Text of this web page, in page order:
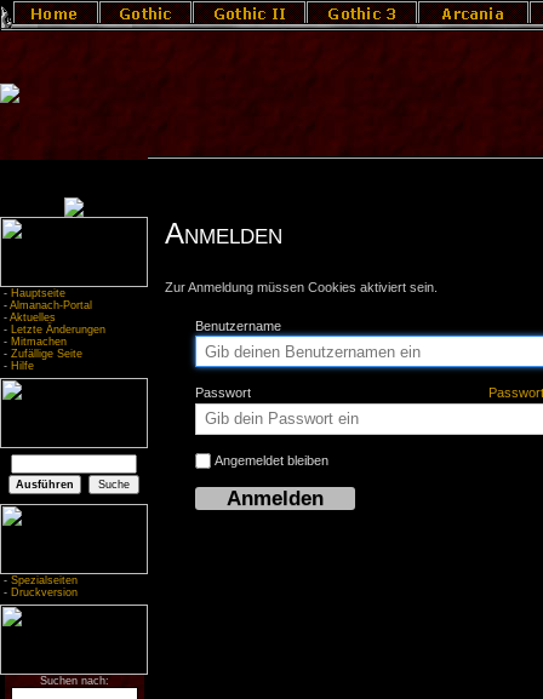
- Hauptseite
- Almanach-Portal
- Aktuelles
- Letzte Änderungen
- Mitmachen
- Zufällige Seite
- Hilfe
- Spezialseiten
- Druckversion
Suchen nach:
Anmelden
Zur Anmeldung müssen Cookies aktiviert sein.
Benutzername
Passwort
Angemeldet bleiben